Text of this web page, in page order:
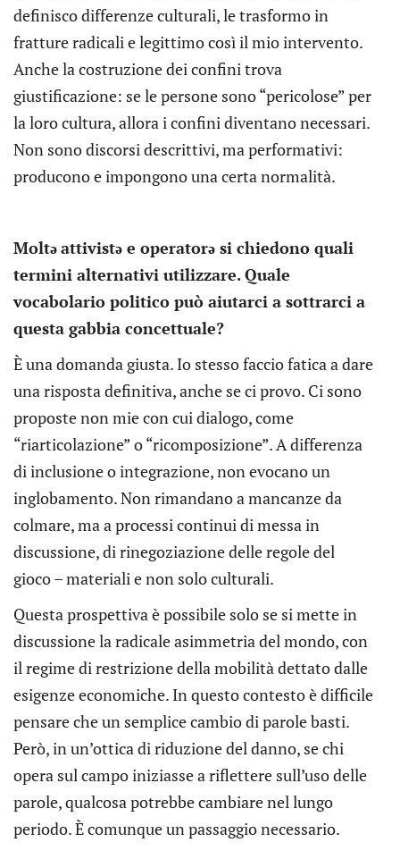
definisco differenze culturali, le trasformo in
fratture radicali e legittimo così il mio intervento.
Anche la costruzione dei confini trova
giustificazione: se le persone sono “pericolose” per
la loro cultura, allora i confini diventano necessari.
Non sono discorsi descrittivi, ma performativi:
producono e impongono una certa normalità.
Moltəattivistə e operatorə si chiedono quali
termini alternativi utilizzare. Quale
vocabolario politico può aiutarci a sottrarci a
questa gabbia concettuale?
È una domanda giusta. Io stesso faccio fatica a dare
una risposta definitiva, anche se ci provo. Ci sono
proposte non mie con cui dialogo, come
“riarticolazione” o “ricomposizione”. A differenza
di inclusione o integrazione, non evocano un
inglobamento. Non rimandano a mancanze da
colmare, ma a processi continui di messa in
discussione, di rinegoziazione delle regole del
gioco – materiali e non solo culturali.
Questa prospettiva è possibile solo se si mette in
discussione la radicale asimmetria del mondo, con
il regime di restrizione della mobilità dettato dalle
esigenze economiche. In questo contesto è difficile
pensare che un semplice cambio di parole basti.
Però, in un’ottica di riduzione del danno, se chi
opera sul campo iniziasse a riflettere sull’uso delle
parole, qualcosa potrebbe cambiare nel lungo
periodo. È comunque un passaggio necessario.